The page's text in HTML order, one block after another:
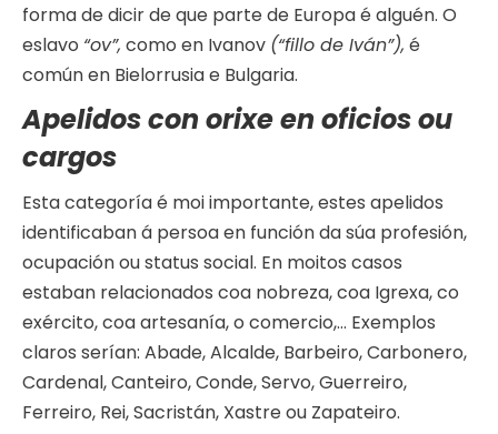
forma de dicir de que parte de Europa é alguén. O
eslavo “ov”, como en Ivanov (“fillo de Iván”), é
común en Bielorrusia e Bulgaria.
Apelidos con orixe en oficios ou
cargos
Esta categoría é moi importante, estes apelidos
identificaban á persoa en función da súa profesión,
ocupación ou status social. En moitos casos
estaban relacionados coa nobreza, coa Igrexa, co
exército, coa artesanía, o comercio,… Exemplos
claros serían: Abade, Alcalde, Barbeiro, Carbonero,
Cardenal, Canteiro, Conde, Servo, Guerreiro,
Ferreiro, Rei, Sacristán, Xastre ou Zapateiro.